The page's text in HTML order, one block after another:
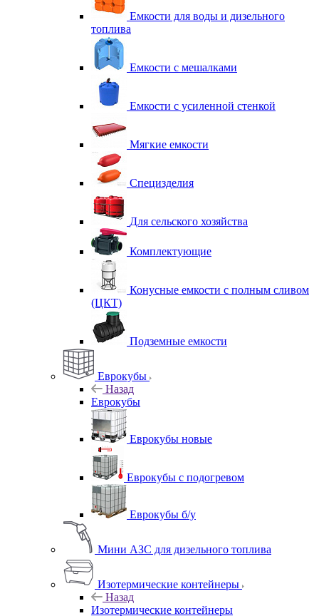
Емкости для воды и дизельного
топлива
Емкости с мешалками
Емкости с усиленной стенкой
Мягкие емкости
Специзделия
Для сельского хозяйства
Комплектующие
Конусные емкости с полным сливом
(ЦКТ)
Подземные емкости
Еврокубы
Назад
Еврокубы
Еврокубы новые
Еврокубы с подогревом
Еврокубы б/у
Мини АЗС для дизельного топлива
Изотермические контейнеры
Назад
Изотермические контейнеры